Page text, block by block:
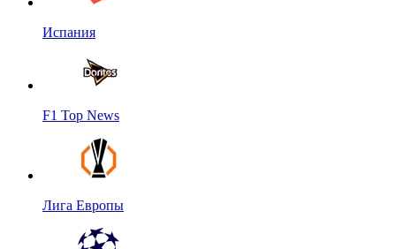
Испания
F1 Top News
Лига Европы